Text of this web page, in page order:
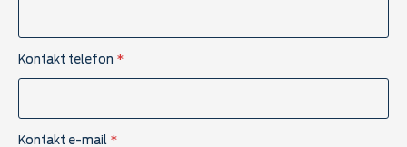
Kontakt telefon *
Kontakt e-mail *